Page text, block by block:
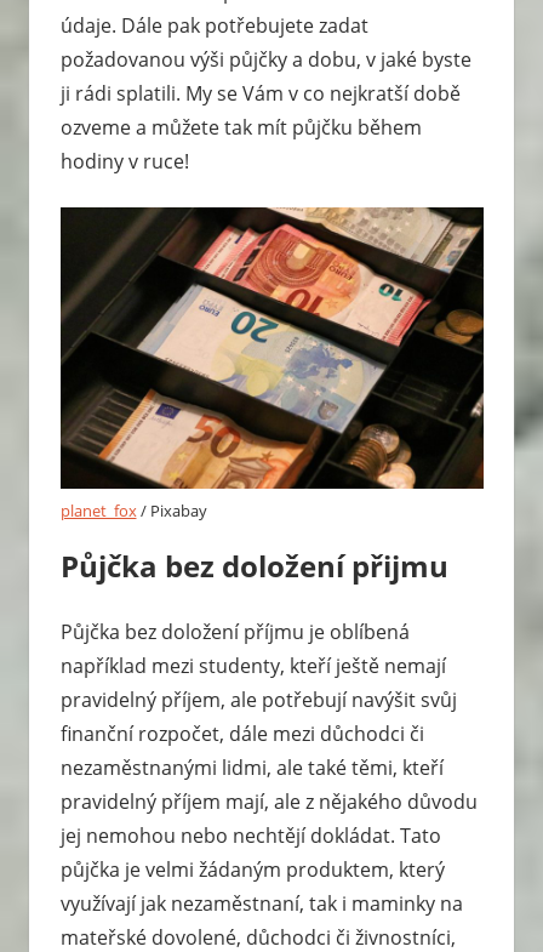
údaje. Dále pak potřebujete zadat
požadovanou výši půjčky a dobu, v jaké byste
ji rádi splatili. My se Vám v co nejkratší době
ozveme a můžete tak mít půjčku během
hodiny v ruce!
planet_fox/ Pixabay
Půjčka bez doložení přijmu
Půjčka bez doložení příjmu je oblíbená
například mezi studenty, kteří ještě nemají
pravidelný příjem, ale potřebují navýšit svůj
finanční rozpočet, dále mezi důchodci či
nezaměstnanými lidmi, ale také těmi, kteří
pravidelný příjem mají, ale z nějakého důvodu
jej nemohou nebo nechtějí dokládat. Tato
půjčka je velmi žádaným produktem, který
využívají jak nezaměstnaní, tak i maminky na
mateřské dovolené, důchodci či živnostníci,